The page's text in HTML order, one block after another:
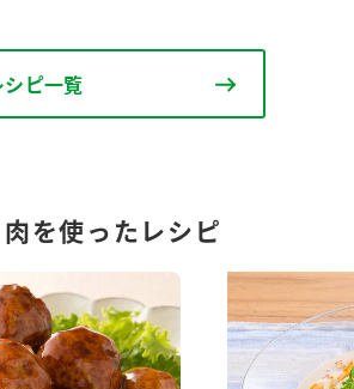
シピ一覧
肉を使ったレシピ